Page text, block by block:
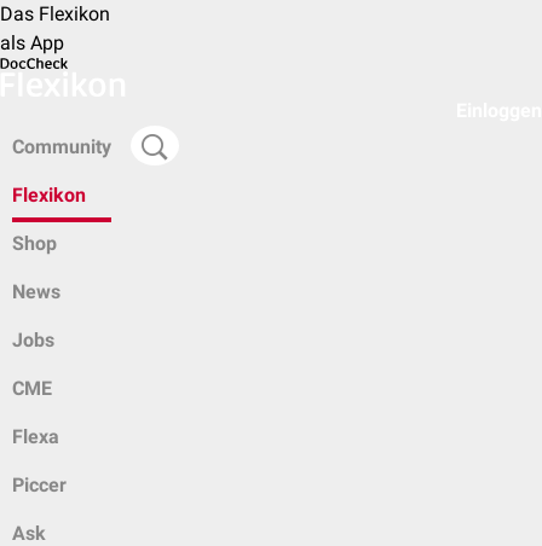
Das Flexikon
als App
Community
Flexikon
Shop
News
Jobs
CME
Flexa
Piccer
Ask